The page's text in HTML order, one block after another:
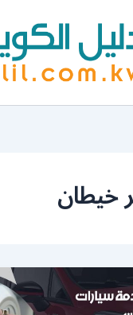
خيطان